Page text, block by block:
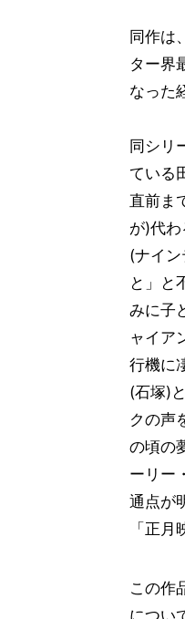
同作は
ター界
なった
同シリ
ている
直前ま
が)代
(ナイ
と」と
みに子
ャイア
行機に
(石塚)
クの声
の頃の
ーリー
通点が
「正
この作
につい